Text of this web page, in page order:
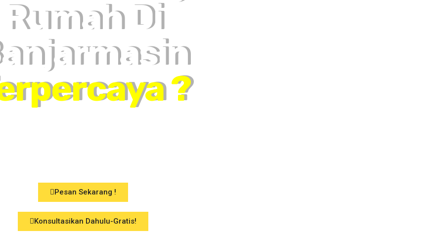
Rumah Di
?
Pesan Sekarang !
Konsultasikan Dahulu-Gratis!